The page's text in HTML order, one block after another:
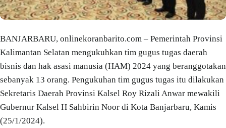
BANJARBARU, onlinekoranbarito.com – Pemerintah Provinsi
Kalimantan Selatan mengukuhkan tim gugus tugas daerah
bisnis dan hak asasi manusia (HAM) 2024 yang beranggotakan
sebanyak 13 orang. Pengukuhan tim gugus tugas itu dilakukan
Sekretaris Daerah Provinsi Kalsel Roy Rizali Anwar mewakili
Gubernur Kalsel H Sahbirin Noor di Kota Banjarbaru, Kamis
(25/1/2024).